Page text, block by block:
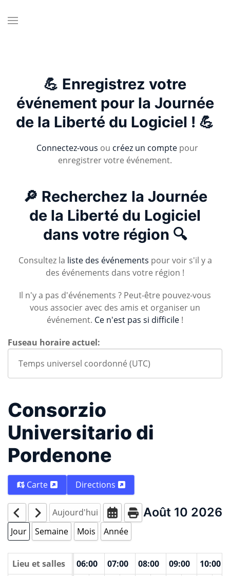
💪 Enregistrez votre
événement pour la Journée
de la Liberté du Logiciel ! 💪
Connectez-vous ou créez un comptepour
enregistrer votre événement.
🔎 Recherchez la Journée
de la Liberté du Logiciel
dans votre région 🔍
Consultez la liste des événements pour voir s'il y a
des événements dans votre région !
Il n'y a pas d'événements ? Peut-être pouvez-vous
vous associer avec des amis et organiser un
événement. Ce n'est pas si difficile !
Fuseau horaire actuel:
Consorzio
Universitario di
Pordenone
Carte Directions
Aujourd'hui Août 10 2026
Jour Semaine Mois Année
Lieu et salles
04:00 05:00 06:00 07:00 08:00 09:00
10:00